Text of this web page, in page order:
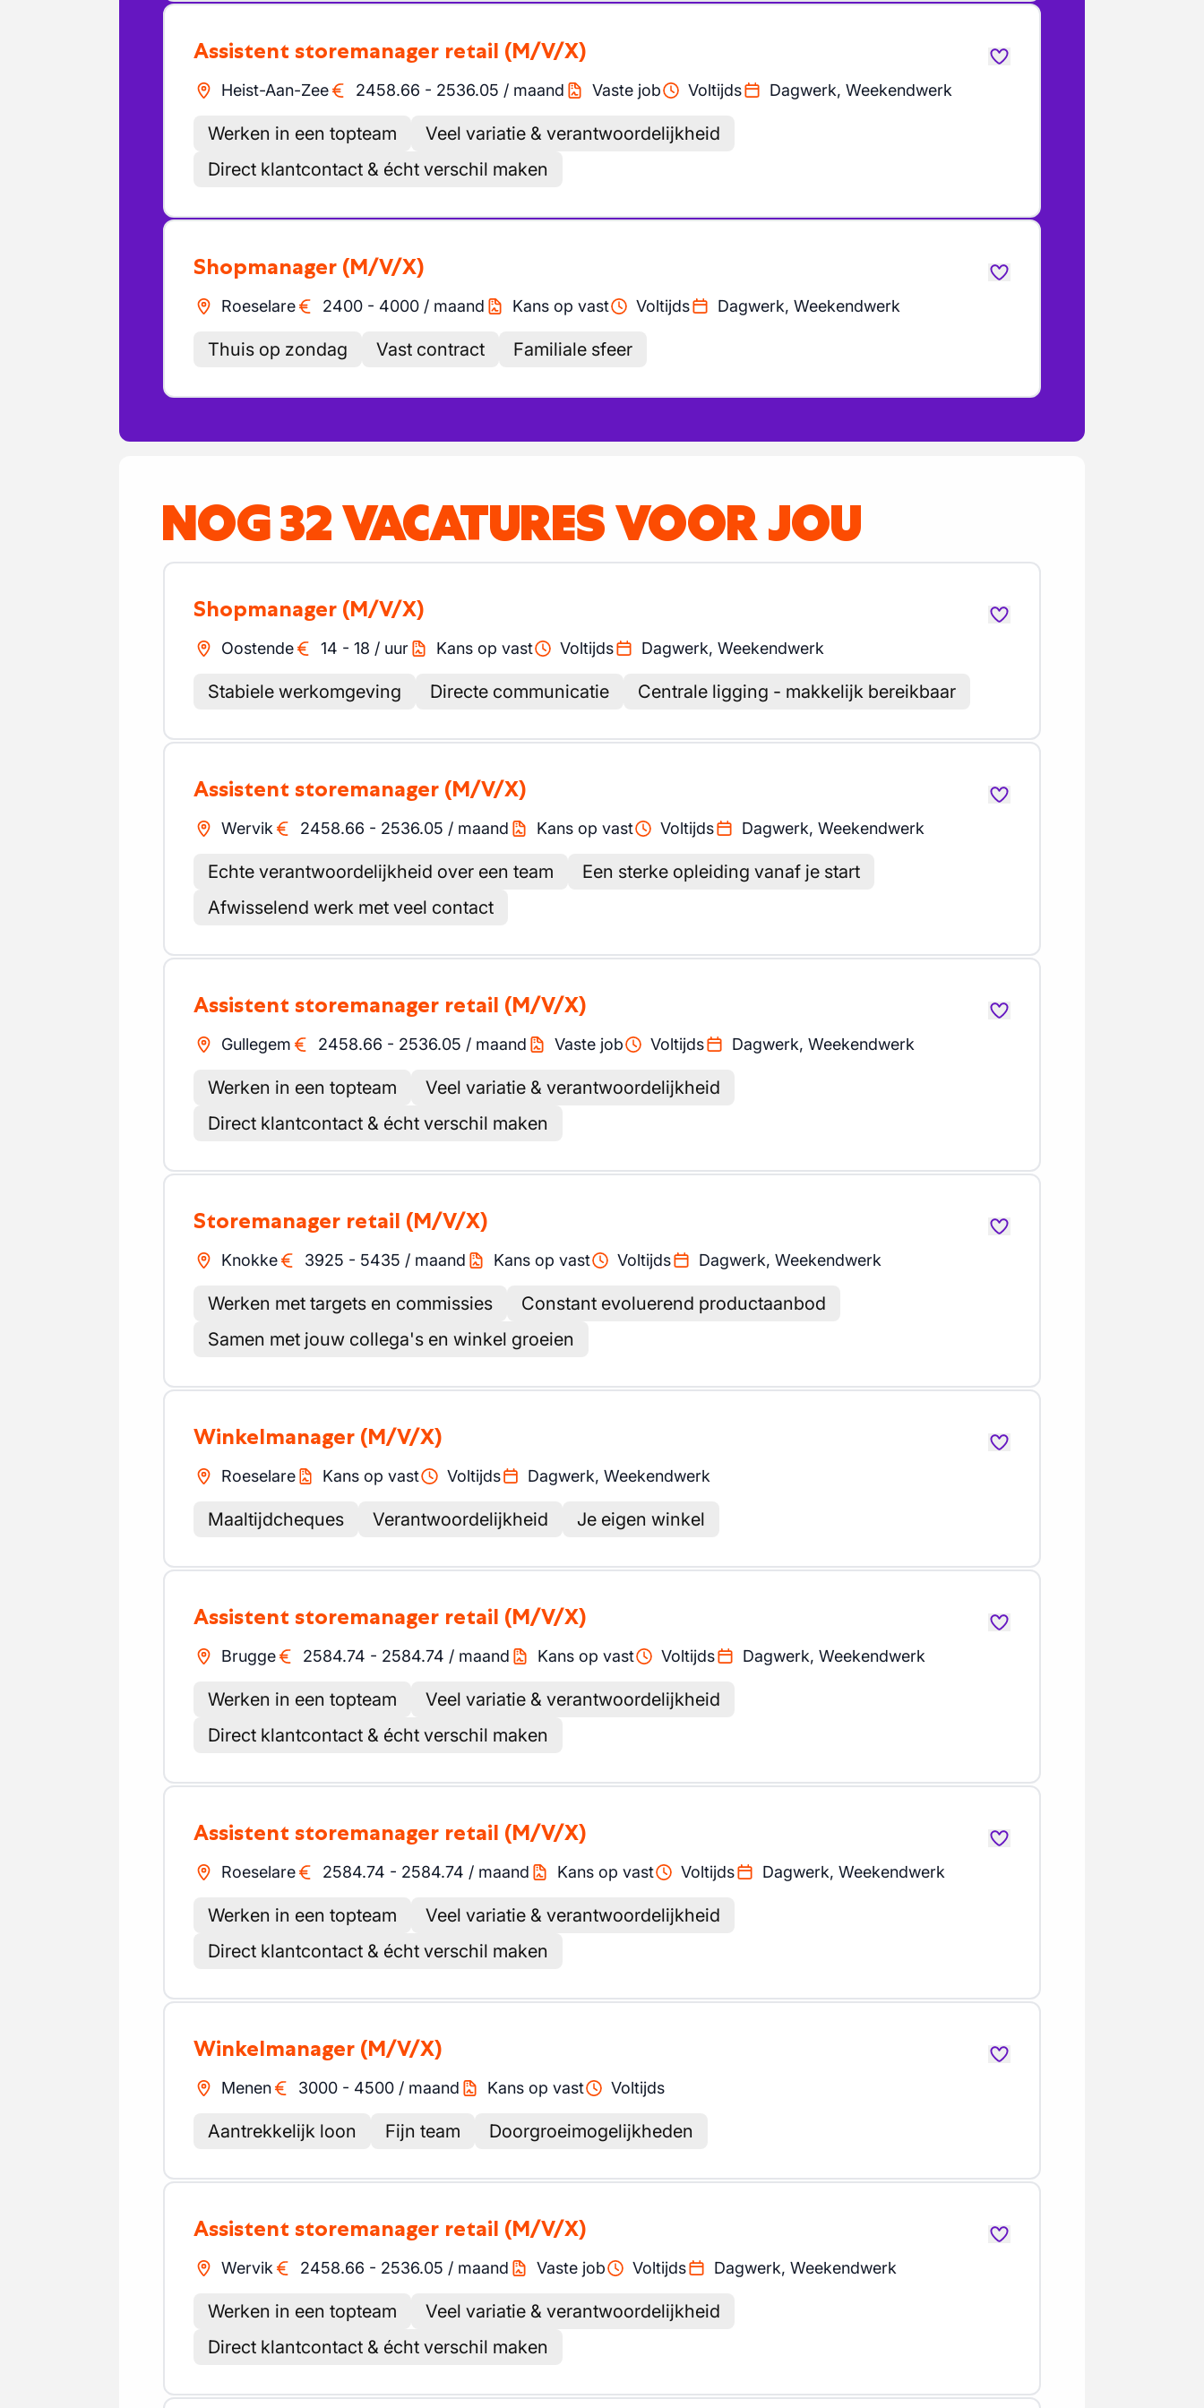
Assistent storemanager retail (M/V/X)
Heist-Aan-Zee 2458.66 - 2536.05 / maand Vaste job Voltijds Dagwerk, Weekendwerk
Werken in een topteam
Veel variatie & verantwoordelijkheid
Direct klantcontact & écht verschil maken
Shopmanager (M/V/X)
Roeselare 2400 - 4000 / maand Kans op vast Voltijds Dagwerk, Weekendwerk
Thuis op zondag Vast contract Familiale sfeer
NOG 32 VACATURES VOOR JOU
Shopmanager (M/V/X)
Oostende 14 - 18 / uur Kans op vast Voltijds Dagwerk, Weekendwerk
Stabiele werkomgeving Directe communicatie Centrale ligging - makkelijk bereikbaar
Assistent storemanager (M/V/X)
Wervik 2458.66 - 2536.05 / maand Kans op vast Voltijds Dagwerk, Weekendwerk
Echte verantwoordelijkheid over een team
Een sterke opleiding vanaf je start
Afwisselend werk met veel contact
Assistent storemanager retail (M/V/X)
Gullegem 2458.66 - 2536.05 / maand Vaste job Voltijds Dagwerk, Weekendwerk
Werken in een topteam
Veel variatie & verantwoordelijkheid
Direct klantcontact & écht verschil maken
Storemanager retail (M/V/X)
Knokke 3925 - 5435 / maand Kans op vast Voltijds Dagwerk, Weekendwerk
Werken met targets en commissies
Constant evoluerend productaanbod
Samen met jouw collega's en winkel groeien
Winkelmanager (M/V/X)
Roeselare Kans op vast Voltijds Dagwerk, Weekendwerk
Maaltijdcheques Verantwoordelijkheid Je eigen winkel
Assistent storemanager retail (M/V/X)
Brugge 2584.74 - 2584.74 / maand Kans op vast Voltijds Dagwerk, Weekendwerk
Werken in een topteam
Veel variatie & verantwoordelijkheid
Direct klantcontact & écht verschil maken
Assistent storemanager retail (M/V/X)
Roeselare 2584.74 - 2584.74 / maand Kans op vast Voltijds Dagwerk, Weekendwerk
Werken in een topteam
Veel variatie & verantwoordelijkheid
Direct klantcontact & écht verschil maken
Winkelmanager (M/V/X)
Menen 3000 - 4500 / maand Kans op vast Voltijds
Aantrekkelijk loon Fijn team Doorgroeimogelijkheden
Assistent storemanager retail (M/V/X)
Wervik 2458.66 - 2536.05 / maand Vaste job Voltijds Dagwerk, Weekendwerk
Werken in een topteam
Veel variatie & verantwoordelijkheid
Direct klantcontact & écht verschil maken